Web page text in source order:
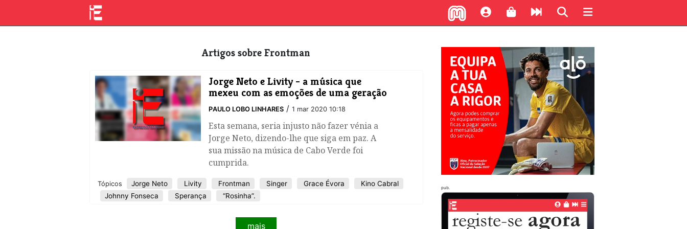
Artigos sobre Frontman
Jorge Neto e Livity - a música que
mexeu com as emoções de uma geração
PAULO LOBO LINHARES / 1 mar 2020 10:18
Esta semana, seria injusto não fazer vénia a
Jorge Neto, dizendo-lhe que siga em paz. A
sua missão na música de Cabo Verde foi
cumprida.
Tópicos Jorge Neto Livity Frontman Singer Grace Évora
Kino Cabral
Johnny Fonseca
Sperança “Rosinha”.
mais
pub.